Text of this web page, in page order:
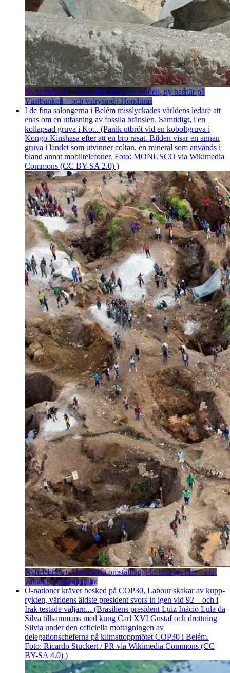
Nyhetsbrevet: USA sätter press på modell, ny barriär på
Västbanken – och valrysare i Honduras
I de fina salongerna i Belém misslyckades världens ledare att
enas om en utfasning av fossila bränslen. Samtidigt, i en
kollapsad gruva i Ko... (Panik utbröt vid en koboltgruva i
Kongo-Kinshasa efter att en bro rasat. Bilden visar en annan
gruva i landet som utvinner coltan, en mineral som används i
bland annat mobiltelefoner. Foto: MONUSCO via Wikimedia
Commons (CC BY-SA 2.0) )
Nyhetsbrevet: Den gröna omställningens blodiga pris – och
valtider i Latinamerika
Ö-nationer kräver besked på COP30, Labour skakar av kupp­
rykten, världens äldste president svors in igen vid 92 – och i
Irak testade väljarn... (Brasiliens president Luiz Inácio Lula da
Silva tillsammans med kung Carl XVI Gustaf och drottning
Silvia under den officiella mottagningen av
delegationscheferna på klimattoppmötet COP30 i Belém.
Foto: Ricardo Stuckert / PR via Wikimedia Commons (CC
BY-SA 4.0) )